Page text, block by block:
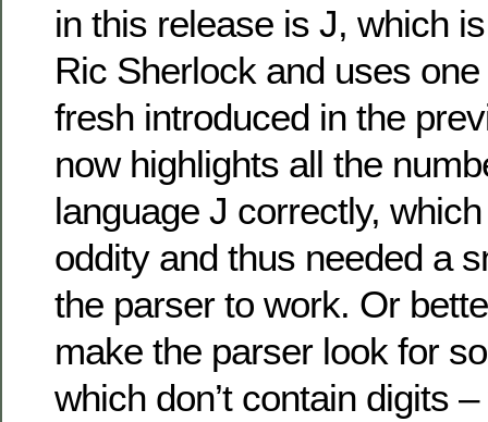
in this release is J, which
Ric Sherlock and uses
fresh introduced in the
now highlights all the
language J correctly,
oddity and thus needed a
the parser to work. Or
make the parser look for
which don’t contain digits